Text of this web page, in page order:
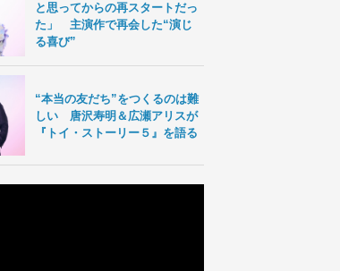
と思ってからの再スタートだっ
た」 主演作で再会した“演じ
る喜び”
“本当の友だち”をつくるのは難
しい 唐沢寿明＆広瀬アリスが
『トイ・ストーリー５』を語る